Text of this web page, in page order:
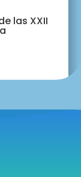
las XXII